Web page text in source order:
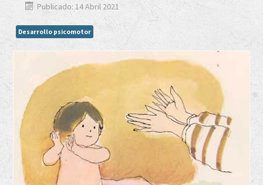
Publicado: 14 Abril 2021
Desarrollo psicomotor